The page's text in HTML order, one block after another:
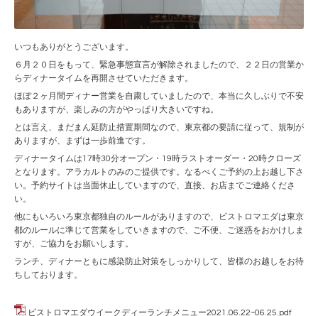
いつもありがとうございます。
６月２０日をもって、緊急事態宣言が解除されましたので、２２日の営業か
らディナータイムを再開させていただきます。
ほぼ２ヶ月間ディナー営業を自粛していましたので、本当に久しぶりで不安
もありますが、楽しみの方がやっぱり大きいですね。
とは言え、まだまん延防止措置期間なので、東京都の要請に従って、規制が
ありますが、まずは一歩前進です。
ディナータイムは17時30分オープン・19時ラストオーダー・20時クローズ
となります。アラカルトのみのご提供です。なるべくご予約の上お越し下さ
い。予約サイトは当面休止していますので、直接、お店までご連絡くださ
い。
他にもいろいろ東京都独自のルールがありますので、ビストロマエダは東京
都のルールに準じて営業をしていきますので、ご不便、ご迷惑をおかけしま
すが、ご協力をお願いします。
ランチ、ディナーともに感染防止対策をしっかりして、皆様のお越しをお待
ちしております。
ビストロマエダウイークディーランチメニュー2021.06.22~06.25.pdf